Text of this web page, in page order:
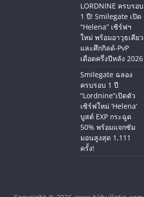
LORDNINE ครบรอบ
1 ปี! Smilegate เปิด
“Helena” เซิร์ฟฯ
ใหม่ พร้อมอาวุธเคียว
และศึกกิลด์-PvP
เดือดครึ่งปีหลัง 2026
Smilegate ฉลอง
ครบรอบ 1 ปี
“Lordnine”เปิดตัว
เซิร์ฟใหม่ ‘Helena’
บูสต์ EXP กระฉูด
50% พร้อมแจกซัม
มอนสูงสุด 1,111
ครั้ง!